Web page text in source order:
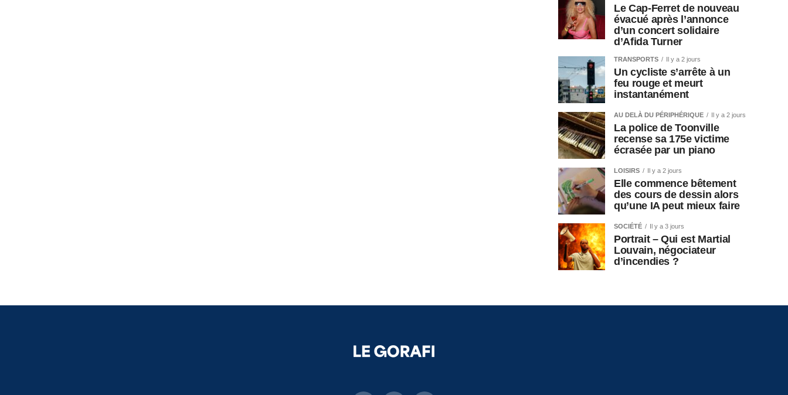
Le Cap-Ferret de nouveau
évacué après l’annonce
d’un concert solidaire
d’Afida Turner
TRANSPORTS Il y a 2 jours
Un cycliste s’arrête à un
feu rouge et meurt
instantanément
AU DELÀ DU PÉRIPHÉRIQUE Il y a 2 jours
La police de Toonville
recense sa 175e victime
écrasée par un piano
LOISIRS Il y a 2 jours
Elle commence bêtement
des cours de dessin alors
qu’une IA peut mieux faire
SOCIÉTÉ Il y a 3 jours
Portrait – Qui est Martial
Louvain, négociateur
d’incendies ?